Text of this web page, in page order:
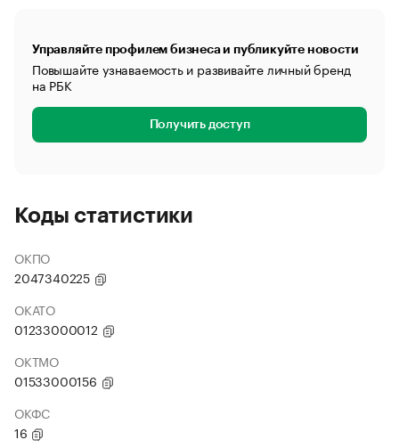
Управляйте профилем бизнеса и публикуйте новости
Повышайте узнаваемость и развивайте личный бренд
на РБК
Получить доступ
Коды статистики
ОКПО
2047340225
ОКАТО
01233000012
ОКТМО
01533000156
ОКФС
16